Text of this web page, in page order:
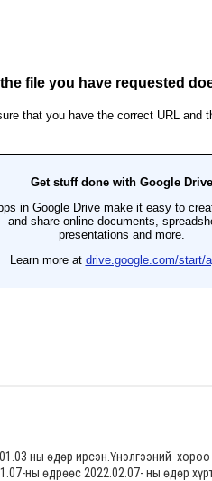
ны өдөр ирсэн.Үнэлгээний
ны өдрөөс 2022.02.07- ны өдөр